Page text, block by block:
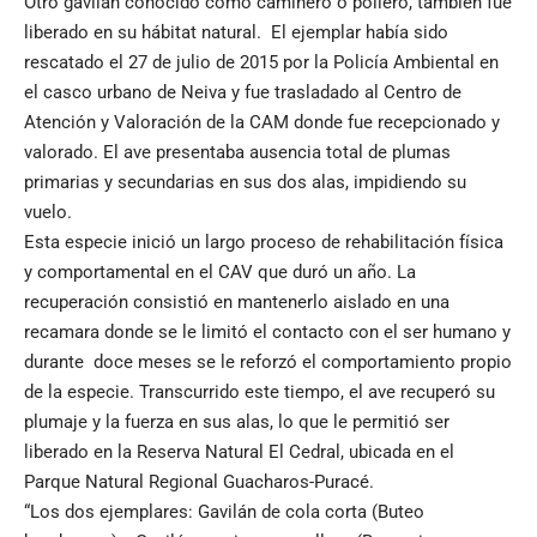
liberado en su hábitat natural. El ejemplar había sido
rescatado el 27 de julio de 2015 por la Policía Ambiental en
el casco urbano de Neiva y fue trasladado al Centro de
Atención y Valoración de la CAM donde fue recepcionado y
valorado. El ave presentaba ausencia total de plumas
primarias y secundarias en sus dos alas, impidiendo su
vuelo.
Esta especie inició un largo proceso de rehabilitación física
y comportamental en el CAV que duró un año. La
recuperación consistió en mantenerlo aislado en una
recamara donde se le limitó el contacto con el ser humano y
durante doce meses se le reforzó el comportamiento propio
de la especie. Transcurrido este tiempo, el ave recuperó su
plumaje y la fuerza en sus alas, lo que le permitió ser
liberado en la Reserva Natural El Cedral, ubicada en el
Parque Natural Regional Guacharos-Puracé.
“Los dos ejemplares: Gavilán de cola corta (Buteo